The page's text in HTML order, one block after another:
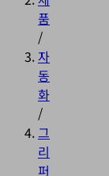
품
/
자
동
화
/
그
리
퍼